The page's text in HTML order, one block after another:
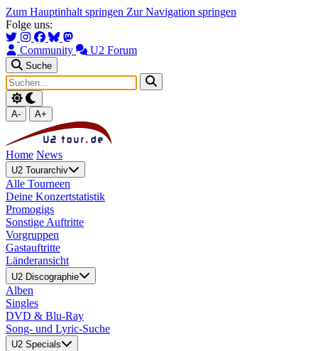
Zum Hauptinhalt springen Zur Navigation springen
Folge uns:
Community U2 Forum
Suche
A- A+
Home News
U2 Tourarchiv
Alle Tourneen
Deine Konzertstatistik
Promogigs
Sonstige Auftritte
Vorgruppen
Gastauftritte
Länderansicht
U2 Discographie
Alben
Singles
DVD & Blu-Ray
Song- und Lyric-Suche
U2 Specials